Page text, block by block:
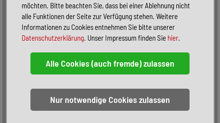
möchten. Bitte beachten Sie, dass bei einer Ablehnung nicht
alle Funktionen der Seite zur Verfügung stehen. Weitere
Informationen zu Cookies entnehmen Sie bitte unserer
Datenschutzerklärung. Unser Impressum finden Sie hier.